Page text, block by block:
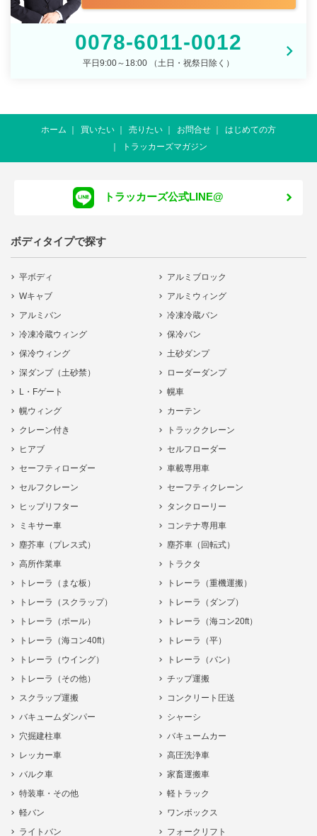
0078-6011-0012
平日9:00～18:00 （土日・祝祭日除く）
ホーム 買いたい 売りたい お問合せ
はじめての方
トラッカーズマガジン
トラッカーズ公式LINE@
ボディタイプで探す
平ボディ
アルミブロック
Wキャブ
アルミウィング
アルミバン
冷凍冷蔵バン
冷凍冷蔵ウィング
保冷バン
保冷ウィング
土砂ダンプ
深ダンプ（土砂禁）
ローダーダンプ
L・Fゲート
幌車
幌ウィング
カーテン
クレーン付き
トラッククレーン
ヒアブ
セルフローダー
セーフティローダー
車載専用車
セルフクレーン
セーフティクレーン
ヒップリフター
タンクローリー
ミキサー車
コンテナ専用車
塵芥車（プレス式）
塵芥車（回転式）
高所作業車
トラクタ
トレーラ（まな板）
トレーラ（重機運搬）
トレーラ（スクラップ）
トレーラ（ダンプ）
トレーラ（ポール）
トレーラ（海コン20ft）
トレーラ（海コン40ft）
トレーラ（平）
トレーラ（ウイング）
トレーラ（バン）
トレーラ（その他）
チップ運搬
スクラップ運搬
コンクリート圧送
バキュームダンパー
シャーシ
穴掘建柱車
バキュームカー
レッカー車
高圧洗浄車
バルク車
家畜運搬車
特装車・その他
軽トラック
軽バン
ワンボックス
ライトバン
フォークリフト